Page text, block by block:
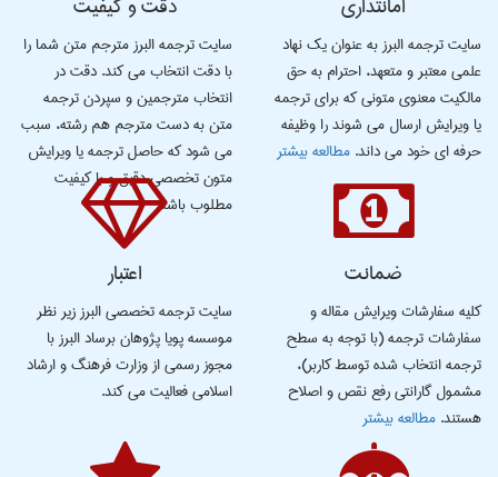
سایت ترجمه البرز به عنوان یک نهاد
علمی معتبر و متعهد، احترام به حق
مالکیت معنوی متونی که برای ترجمه
یا ویرایش ارسال می شوند را وظیفه
حرفه ای خود می داند.مطالعه بیشتر
سایت ترجمه البرز مترجم متن شما را
با دقت انتخاب می کند. دقت در
انتخاب مترجمین و سپردن ترجمه
متن به دست مترجم هم رشته، سبب
می شود که حاصل ترجمه یا ویرایش
متون تخصصی دقیق و با کیفیت
مطلوب باشد.
ضمانت
كلیه سفارشات ویرایش مقاله و
سفارشات ترجمه (با توجه به سطح
ترجمه انتخاب شده توسط کاربر)،
مشمول گارانتی رفع نقص و اصلاح
هستند.مطالعه بیشتر
اعتبار
سایت ترجمه تخصصی البرز زیر نظر
موسسه پویا پژوهان برساد البرز با
مجوز رسمی از وزارت فرهنگ و ارشاد
اسلامی فعالیت می کند.